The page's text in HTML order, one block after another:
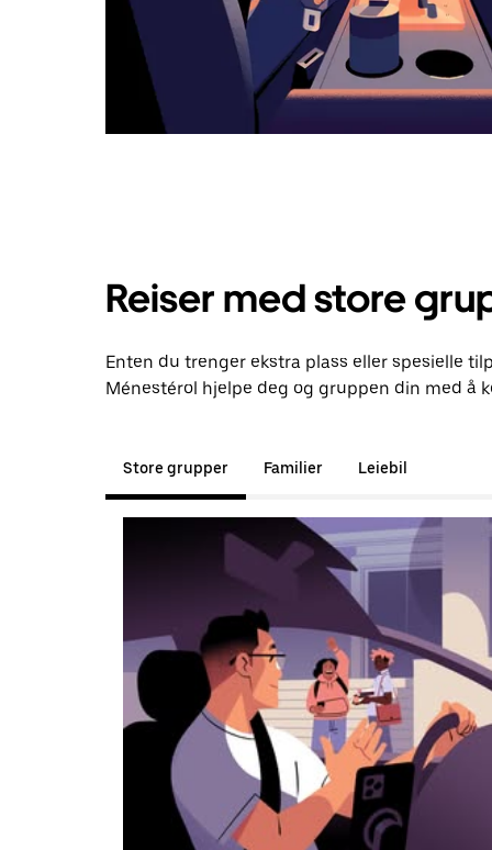
Reiser med store
Enten du trenger ekstra plass eller spesielle
Ménestérol hjelpe deg og gruppen din med å
Store grupper Familier Leiebil